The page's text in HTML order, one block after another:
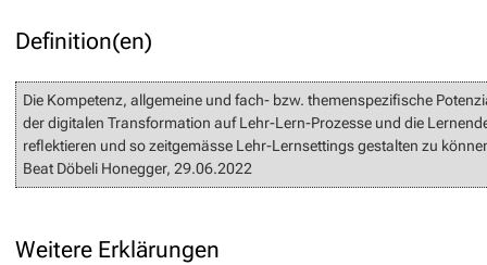
Definition(en)
Die Kompetenz, allgemeine und fach- bzw. themenspezifische
der digitalen Transformation auf Lehr-Lern-Prozesse und die
reflektieren und so zeitgemässe Lehr-Lernsettings gestalten zu
Beat Döbeli Honegger, 29.06.2022
Weitere Erklärungen